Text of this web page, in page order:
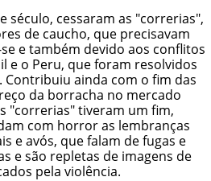
século, cessaram as "correrias",
de caucho, que precisavam
e também devido aos conflitos
e o Peru, que foram resolvidos
ainda com o fim das
da borracha no mercado
"correrias" tiveram um fim,
com horror as lembranças
e avós, que falam de fugas e
e são repletas de imagens de
pela violência.